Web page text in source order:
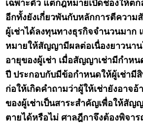
เฉพาะตัว แต่กฎหมายเปิดช่องให้ตก
อีกทั้งยังเกี่ยวพันกับหลักการตีควา
ผู้เช่าได้ลงทุนทางธุรกิจจำนวนมา
หมายให้สัญญามีผลต่อเนื่องยาวนา
อายุของผู้เช่า เมื่อสัญญาเช่ามีกำหน
ปี ประกอบกับมีข้อกำหนดให้ผู้เช่ามีสิ
ก่อให้เกิดคำถามว่าผู้ให้เช่ายังอาจ
ของผู้เช่าเป็นสาระสำคัญเพื่อให้สัญญ
ตายได้หรือไม่ ศาลฎีกาจึงต้องพิจา